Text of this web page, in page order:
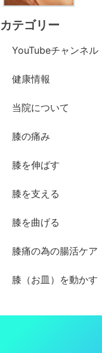
カテゴリー
YouTubeチャンネル
健康情報
当院について
膝の痛み
膝を伸ばす
膝を支える
膝を曲げる
膝痛の為の腸活ケア
膝（お皿）を動かす